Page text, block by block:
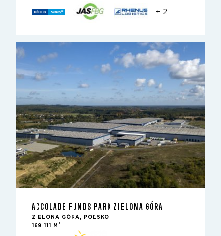
+ 2
ACCOLADE FUNDS PARK ZIELONA GÓRA
ZIELONA GÓRA, POĽSKO
169 111 M
2